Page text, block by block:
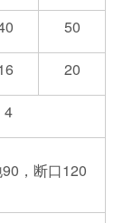
50
20
4
，断口120